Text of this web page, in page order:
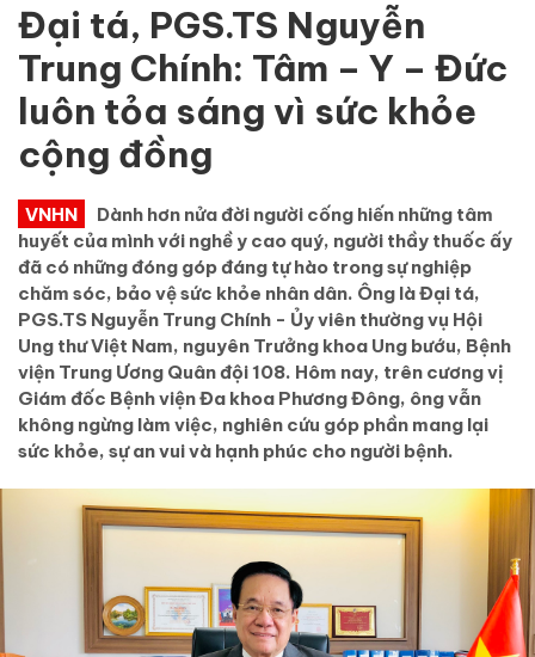
Đại tá, PGS.TS Nguyễn
Trung Chính: Tâm – Y – Đức
luôn tỏa sáng vì sức khỏe
cộng đồng
VNHN
Dành hơn nửa đời người cống hiến những tâm
huyết của mình với nghề y cao quý, người thầy thuốc ấy
đã có những đóng góp đáng tự hào trong sự nghiệp
chăm sóc, bảo vệ sức khỏe nhân dân. Ông là Đại tá,
PGS.TS Nguyễn Trung Chính - Ủy viên thường vụ Hội
Ung thư Việt Nam, nguyên Trưởng khoa Ung bướu, Bệnh
viện Trung Ương Quân đội 108. Hôm nay, trên cương vị
Giám đốc Bệnh viện Đa khoa Phương Đông, ông vẫn
không ngừng làm việc, nghiên cứu góp phần mang lại
sức khỏe, sự an vui và hạnh phúc cho người bệnh.